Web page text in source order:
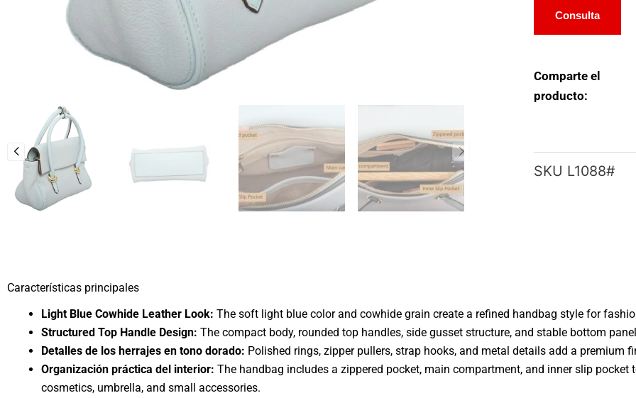
Consulta
Comparte el
producto:
SKU L1088#
Características principales
Light Blue Cowhide Leather Look: The soft light blue color and cowhide grain create a refined handbag style for
Structured Top Handle Design: The compact body, rounded top handles, side gusset structure, and stable bottom
Detalles de los herrajes en tono dorado: Polished rings, zipper pullers, strap hooks, and metal details add a premium
Organización práctica del interior: The handbag includes a zippered pocket, main compartment, and inner slip
cosmetics, umbrella, and small accessories.